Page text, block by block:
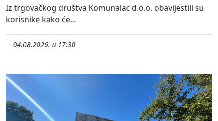
Iz trgovačkog društva Komunalac d.o.o. obavijestili su
korisnike kako će...
04.08.2026. u 17:30